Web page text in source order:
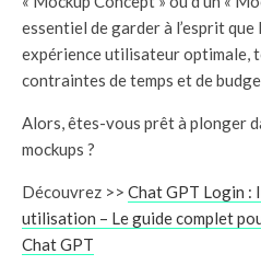
essentiel de garder à l’esprit
expérience utilisateur optimale,
contraintes de temps et de
Alors, êtes-vous prêt à plonger
mockups ?
Découvrez >> Chat GPT Login :
utilisation – Le guide complet
Chat GPT